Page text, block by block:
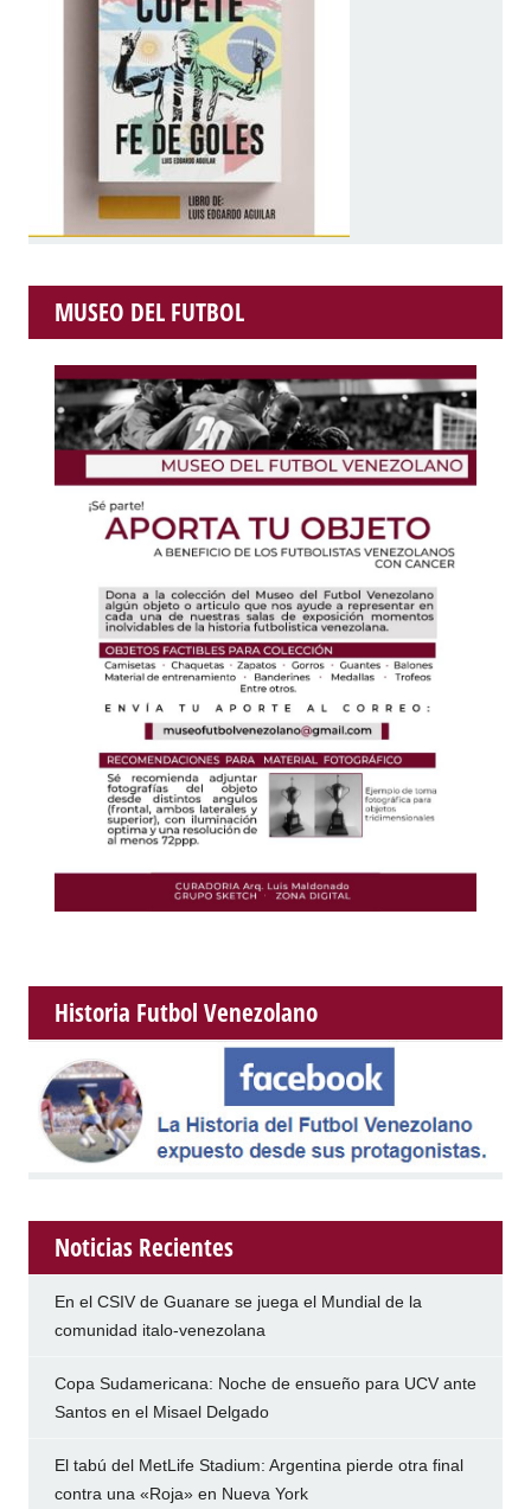
MUSEO DEL FUTBOL
Historia Futbol Venezolano
Noticias Recientes
En el CSIV de Guanare se juega el Mundial de la
comunidad italo-venezolana
Copa Sudamericana: Noche de ensueño para UCV ante
Santos en el Misael Delgado
El tabú del MetLife Stadium: Argentina pierde otra final
contra una «Roja» en Nueva York